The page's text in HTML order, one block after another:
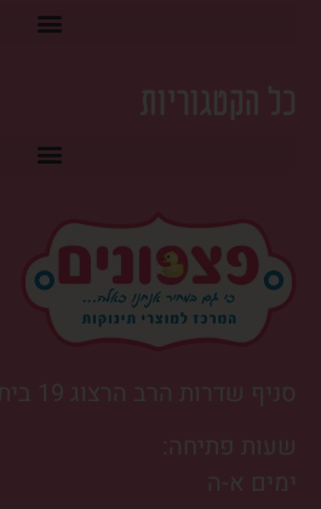
כל הקטגוריות
סניף שדרות הרב הרצוג 19 בית שמש
שעות פתיחה:
ימים א-ה